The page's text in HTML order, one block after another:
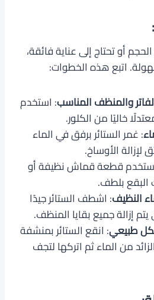
أو تحتاج إلى عناية فائقة،
اتبع هذه الخطوات:
والمنظف المناسب: استخدم
خاليًا من الكلور.
: غمر الستائر برفق في الماء
لإزالة الأوساخ.
قطعة قماش نظيفة أو
البقع بلطف.
النظيف: اشطف الستائر جيدًا
إزالة جميع بقايا المنظف.
طبيعي: انقع الستائر بمنشفة
من الماء ثم اتركها لتجف